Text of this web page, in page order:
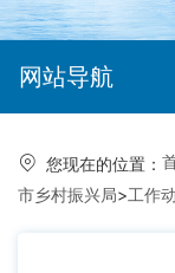
网站导航
您现在的位置：
市乡村振兴局>工作